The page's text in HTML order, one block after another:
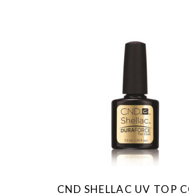
CND SHELLAC UV TOP